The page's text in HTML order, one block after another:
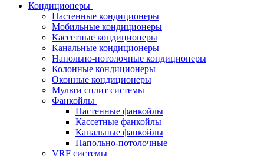
Кондиционеры
Настенные кондиционеры
Мобильные кондиционеры
Кассетные кондиционеры
Канальные кондиционеры
Напольно-потолочные кондиционеры
Колонные кондиционеры
Оконные кондиционеры
Мульти сплит системы
Фанкойлы
Настенные фанкойлы
Кассетные фанкойлы
Канальные фанкойлы
Напольно-потолочные
VRF системы